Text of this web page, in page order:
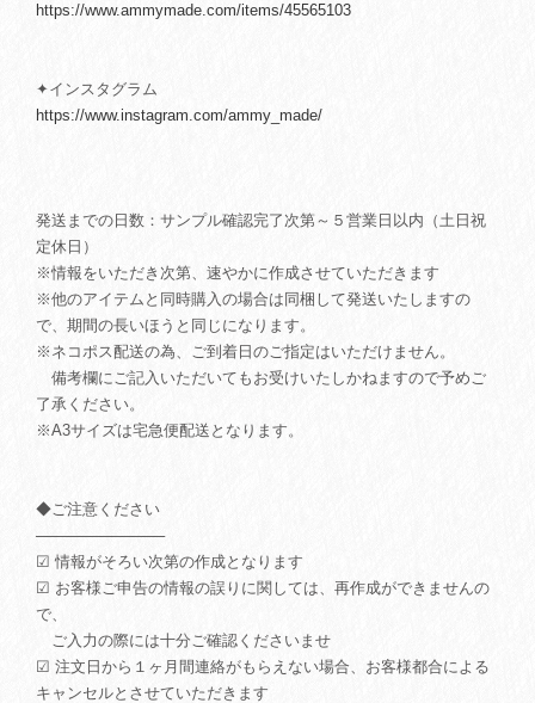
https://www.ammymade.com/items/45565103
✦インスタグラム
https://www.instagram.com/ammy_made/
発送までの日数：サンプル確認完了次第～５営業日以内（土日祝
定休日）
※情報をいただき次第、速やかに作成させていただきます
※他のアイテムと同時購入の場合は同梱して発送いたしますの
で、期間の長いほうと同じになります。
※ネコポス配送の為、ご到着日のご指定はいただけません。
備考欄にご記入いただいてもお受けいたしかねますので予めご
了承ください。
※A3サイズは宅急便配送となります。
◆ご注意ください
────────────
☑ 情報がそろい次第の作成となります
☑ お客様ご申告の情報の誤りに関しては、再作成ができませんの
で、
ご入力の際には十分ご確認くださいませ
☑ 注文日から１ヶ月間連絡がもらえない場合、お客様都合による
キャンセルとさせていただきます